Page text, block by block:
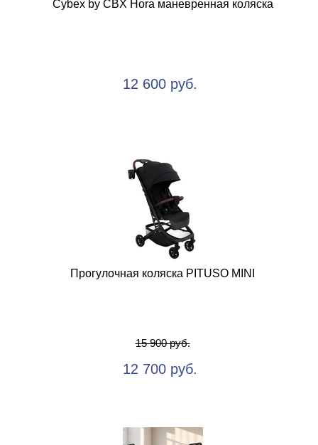
Cybex by CBX Hora маневренная коляска
12 600 руб.
Прогулочная коляска PITUSO MINI
15 900 руб.
12 700 руб.